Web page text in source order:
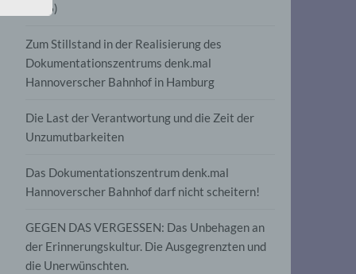
2026)
Zum Stillstand in der Realisierung des
Dokumentationszentrums denk.mal
Hannoverscher Bahnhof in Hamburg
Die Last der Verantwortung und die Zeit der
Unzumutbarkeiten
Das Dokumentationszentrum denk.mal
Hannoverscher Bahnhof darf nicht scheitern!
GEGEN DAS VERGESSEN: Das Unbehagen an
der Erinnerungskultur. Die Ausgegrenzten und
die Unerwünschten.